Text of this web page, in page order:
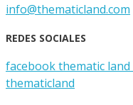
info@thematicland.com
REDES SOCIALES
facebook thematic land
thematicland